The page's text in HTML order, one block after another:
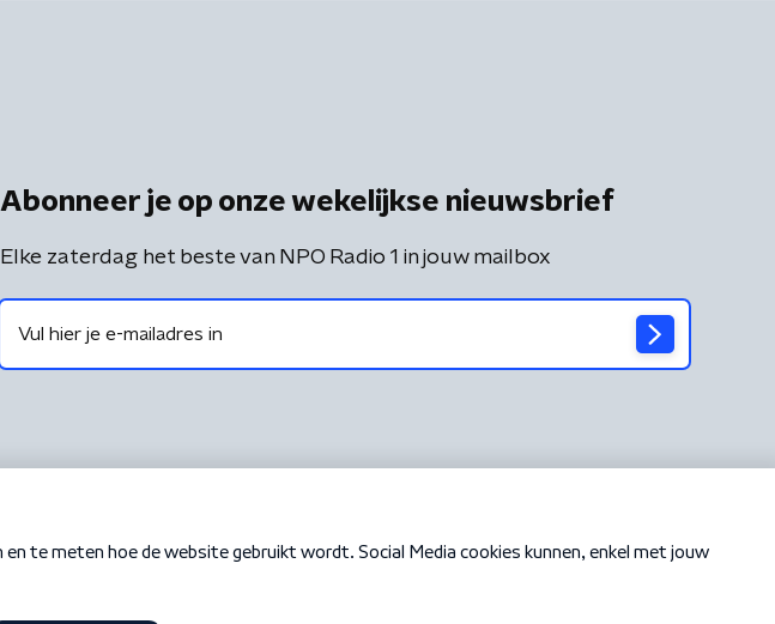
Abonneer je op onze wekelijkse nieuwsbrief
Elke zaterdag het beste van NPO Radio 1 in jouw mailbox